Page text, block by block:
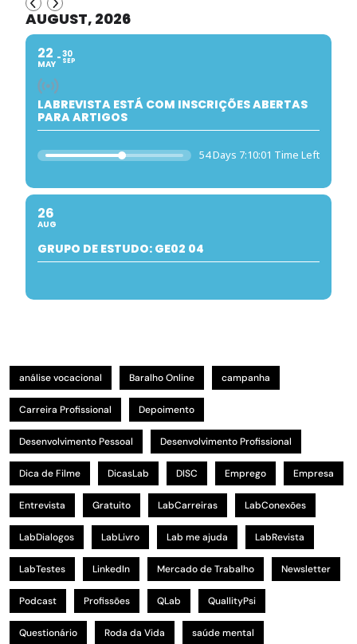
AUGUST, 2026
22
MAY
30
SEP
LABREVISTA ESTÁ COM INSCRIÇÕES ABERTAS
PARA ARTIGOS
54 Days 7:10:00 Time Left
26
AUG
GRUPO DE ESTUDO: GE02 04
análise vocacional Baralho Online campanha
Carreira Profissional Depoimento
Desenvolvimento Pessoal Desenvolvimento Profissional
Dica de Filme DicasLab DISC Emprego Empresa
Entrevista Gratuito LabCarreiras LabConexões
LabDialogos LabLivro Lab me ajuda LabRevista
LabTestes LinkedIn Mercado de Trabalho Newsletter
Podcast Profissões QLab QuallityPsi
Questionário Roda da Vida saúde mental